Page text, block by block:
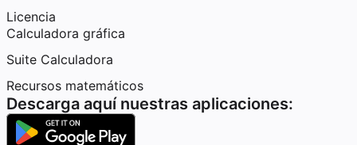
Licencia
Calculadora gráfica
Suite Calculadora
Recursos matemáticos
Descarga aquí nuestras aplicaciones: